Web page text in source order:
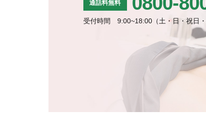
通話料無料
受付時間 9:00~18:00（土・日・祝日